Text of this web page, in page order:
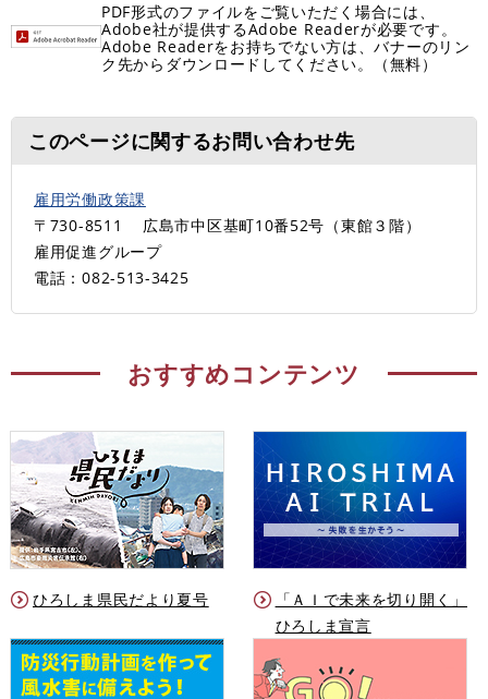
PDF形式のファイルをご覧いただく場合には、
Adobe社が提供するAdobe Readerが必要です。
Adobe Readerをお持ちでない方は、バナーのリン
ク先からダウンロードしてください。（無料）
このページに関するお問い合わせ先
雇用労働政策課
〒730-8511
広島市中区基町10番52号（東館３階）
雇用促進グループ
電話：082-513-3425
おすすめコンテンツ
ひろしま県民だより夏号
「ＡＩで未来を切り開く」
ひろしま宣言